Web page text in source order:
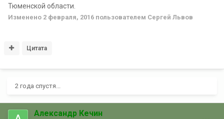
Тюменской области.
Изменено 2 февраля, 2016 пользователем Сергей Львов
Цитата
2 года спустя...
Александр Кечин